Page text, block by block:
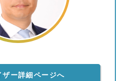
ザー詳細ページへ